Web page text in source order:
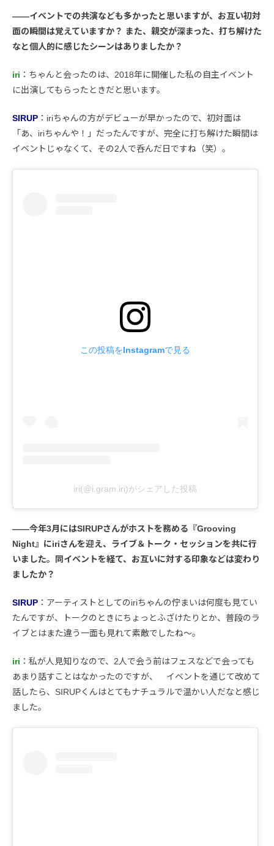
――イベントでの共演なども多かったと思いますが、お互い初対
面の瞬間は覚えていますか？ また、親交が深まった、打ち解けた
なと個人的に感じたシーンはありましたか？
iri ：ちゃんと会ったのは、2018年に開催した私の自主イベント
に出演してもらったときだと思います。
SIRUP ：iriちゃんの方がデビューが早かったので、初対面は
「あ、iriちゃんや！」だったんですが、完全に打ち解けた瞬間は
イベントじゃなくて、その2人で呑んだ日ですね（笑）。
この投稿をInstagramで見る
iri(@i.gram.iri)がシェアした投稿
――今年3月にはSIRUPさんがホストを務める『Grooving
Night』にiriさんを迎え、ライブ＆トーク・セッションを共に行
いました。同イベントを経て、お互いに対する印象などは変わり
ましたか？
SIRUP ：アーティストとしてのiriちゃんの佇まいは何度も見てい
たんですが、トークのときにちょっとふざけたりとか、普段のラ
イブとはまた違う一面も見れて素敵でしたね〜。
iri ：私が人見知りなので、2人で会う前はフェスなどで会っても
あまり話すことはなかったのですが、 イベントを通じて改めて
話したら、SIRUPくんはとてもナチュラルで温かい人だなと感じ
ました。